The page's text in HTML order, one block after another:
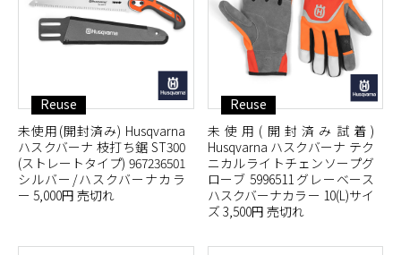
Reuse
未使用(開封済み) Husqvarna
ハスクバーナ 枝打ち鋸 ST300
(ストレートタイプ) 967236501
シルバー/ハスクバーナカラ
ー 5,000円 売切れ
Reuse
未使用(開封済み試着)
Husqvarna ハスクバーナ テク
ニカルライトチェンソープグ
ローブ 5996511 グレーベース
ハスクバーナカラー 10(L)サイ
ズ 3,500円 売切れ